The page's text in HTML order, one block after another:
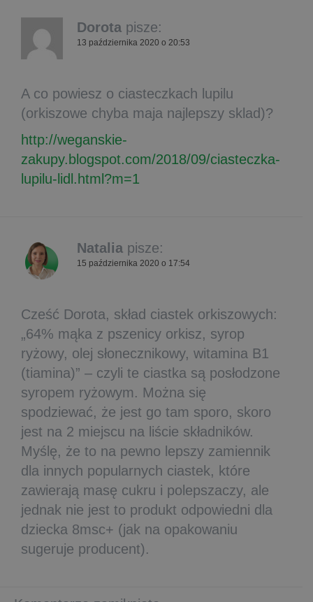
Dorota pisze:
13 października 2020 o 20:53
A co powiesz o ciasteczkach lupilu
(orkiszowe chyba maja najlepszy sklad)?
http://weganskie-
zakupy.blogspot.com/2018/09/ciasteczka-
lupilu-lidl.html?m=1
Natalia pisze:
15 października 2020 o 17:54
Cześć Dorota, skład ciastek orkiszowych:
„64% mąka z pszenicy orkisz, syrop
ryżowy, olej słonecznikowy, witamina B1
(tiamina)” – czyli te ciastka są posłodzone
syropem ryżowym. Można się
spodziewać, że jest go tam sporo, skoro
jest na 2 miejscu na liście składników.
Myślę, że to na pewno lepszy zamiennik
dla innych popularnych ciastek, które
zawierają masę cukru i polepszaczy, ale
jednak nie jest to produkt odpowiedni dla
dziecka 8msc+ (jak na opakowaniu
sugeruje producent).